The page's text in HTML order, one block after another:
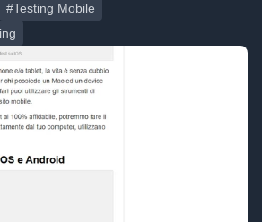
#Testing Mobile